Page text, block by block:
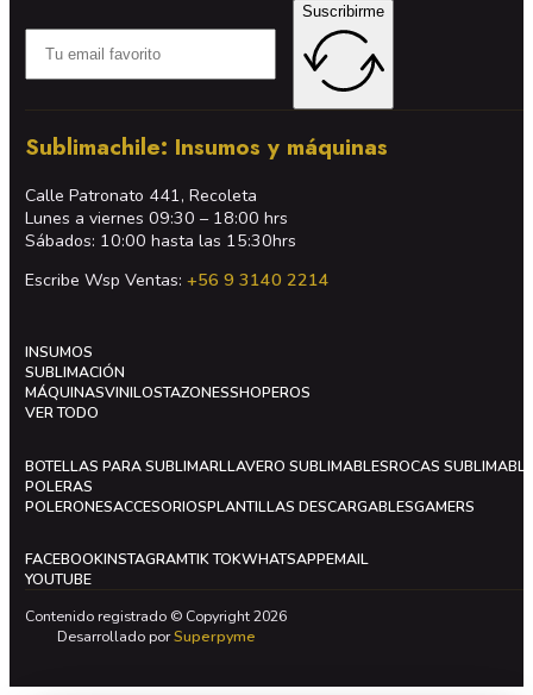
Suscribirme
Sublimachile: Insumos y máquinas
Calle Patronato 441, Recoleta
Lunes a viernes 09:30 – 18:00 hrs
Sábados: 10:00 hasta las 15:30hrs
Escribe Wsp Ventas:+56 9 3140 2214
INSUMOS
SUBLIMACIÓN
MÁQUINASVINILOSTAZONESSHOPEROS
VER TODO
BOTELLAS PARA SUBLIMARLLAVERO SUBLIMABLESROCAS
POLERAS
POLERONESACCESORIOSPLANTILLAS DESCARGABLESGAMERS
FACEBOOKINSTAGRAMTIK TOKWHATSAPPEMAIL
YOUTUBE
Contenido registrado © Copyright 2026
Desarrollado porSuperpyme